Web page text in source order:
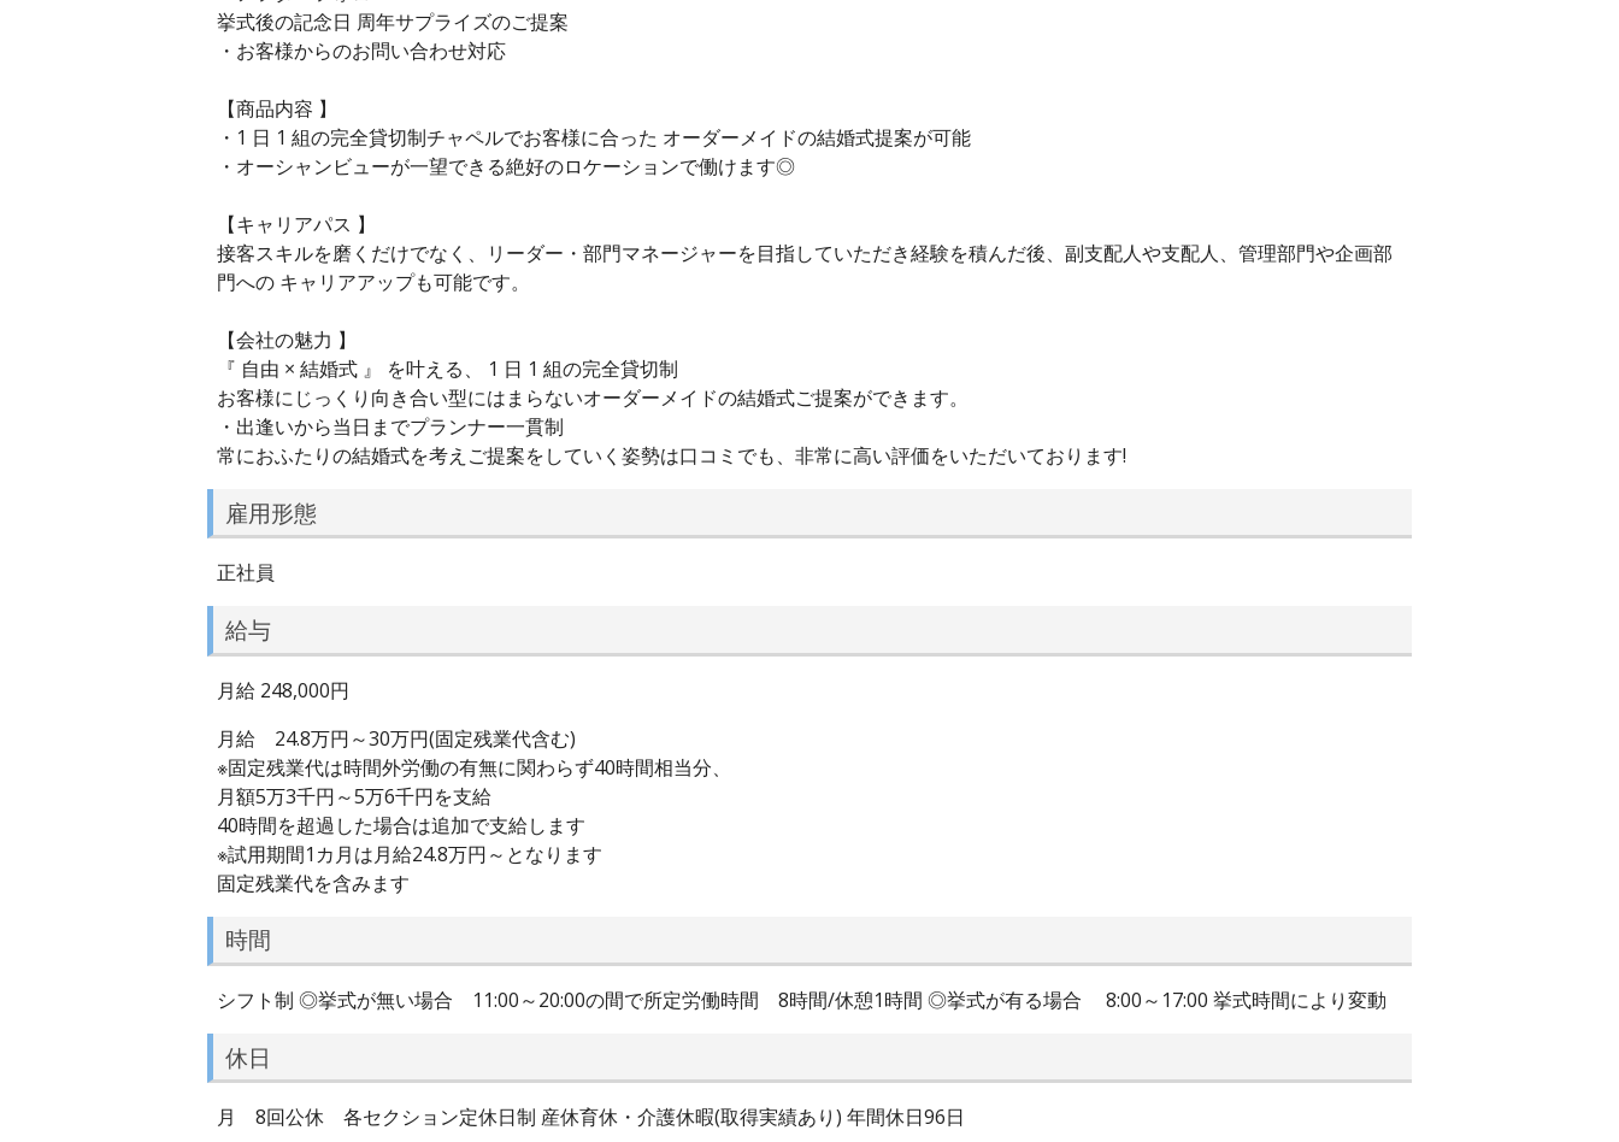
挙式後の記念日 周年サプライズのご提案
・お客様からのお問い合わせ対応
【商品内容 】
・1 日 1 組の完全貸切制チャペルでお客様に合った オーダーメイドの結婚式提案が可能
・オーシャンビューが一望できる絶好のロケーションで働けます◎
【キャリアパス 】
接客スキルを磨くだけでなく、リーダー・部門マネージャーを目指していただき経験を積んだ後、副支配人や支配人、管理部門や企画部
門への キャリアアップも可能です。
【会社の魅力 】
『 自由 × 結婚式 』 を叶える、 1 日 1 組の完全貸切制
お客様にじっくり向き合い型にはまらないオーダーメイドの結婚式ご提案ができます。
・出逢いから当日までプランナー一貫制
常におふたりの結婚式を考えご提案をしていく姿勢は口コミでも、非常に高い評価をいただいております!
雇用形態
正社員
給与
月給 248,000円
月給 24.8万円～30万円(固定残業代含む)
※固定残業代は時間外労働の有無に関わらず40時間相当分、
月額5万3千円～5万6千円を支給
40時間を超過した場合は追加で支給します
※試用期間1カ月は月給24.8万円～となります
固定残業代を含みます
時間
シフト制 ◎挙式が無い場合 11:00～20:00の間で所定労働時間 8時間/休憩1時間 ◎挙式が有る場合 8:00～17:00 挙式時間により変動
休日
月 8回公休 各セクション定休日制 産休育休・介護休暇(取得実績あり) 年間休日96日